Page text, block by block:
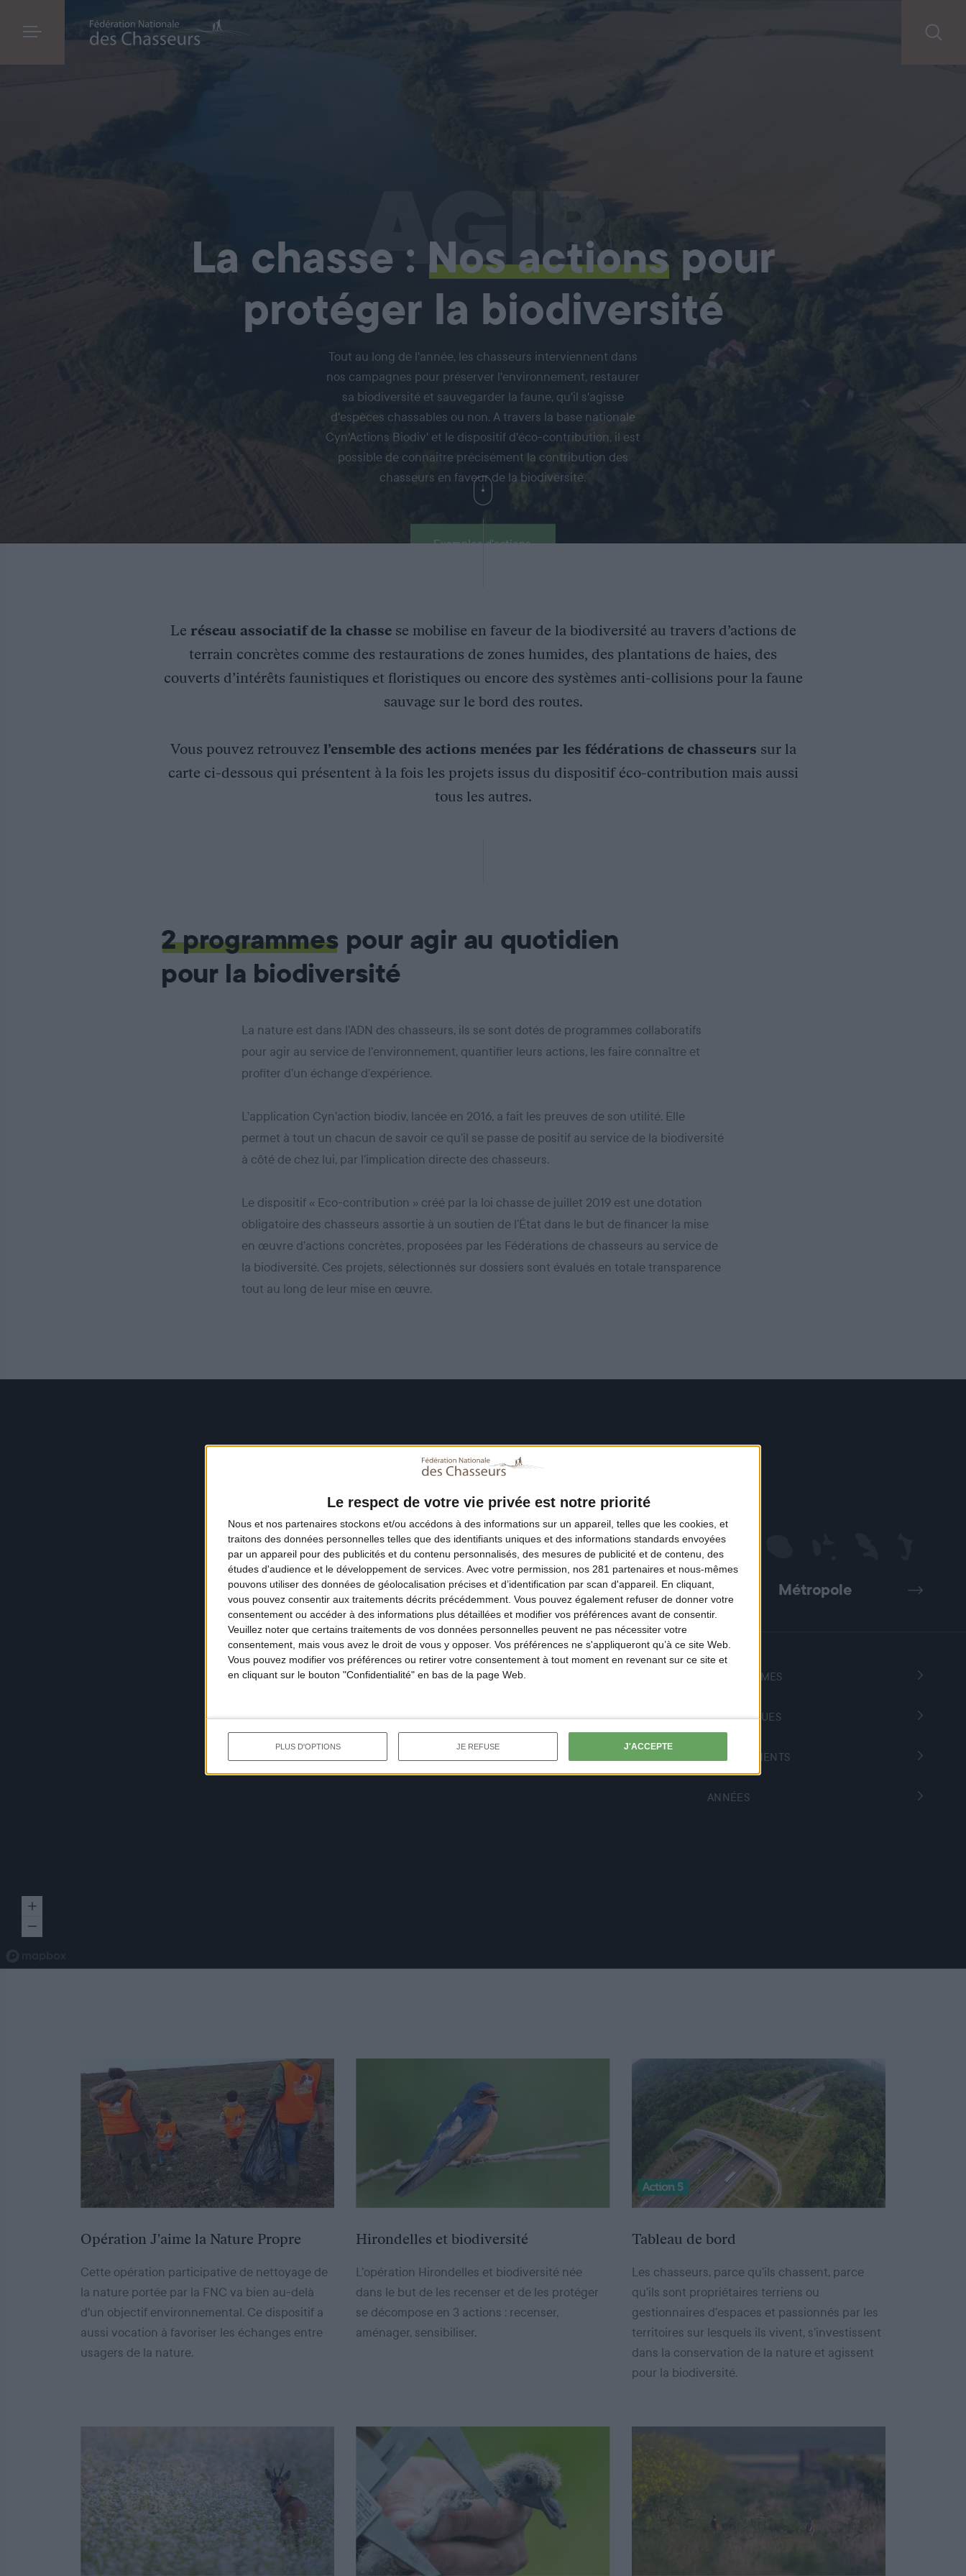
Le respect de votre vie privée est notre priorité
Nous et nos partenaires stockons et/ou accédons à des informations sur un appareil, telles que les cookies, et
traitons des données personnelles telles que des identifiants uniques et des informations standards envoyées
par un appareil pour des publicités et du contenu personnalisés, des mesures de publicité et de contenu, des
études d'audience et le développement de services. Avec votre permission, nos 281 partenaires et nous-mêmes
pouvons utiliser des données de géolocalisation précises et d’identification par scan d'appareil. En cliquant,
vous pouvez consentir aux traitements décrits précédemment. Vous pouvez également refuser de donner votre
consentement ou accéder à des informations plus détaillées et modifier vos préférences avant de consentir.
Veuillez noter que certains traitements de vos données personnelles peuvent ne pas nécessiter votre
consentement, mais vous avez le droit de vous y opposer. Vos préférences ne s'appliqueront qu’à ce site Web.
Vous pouvez modifier vos préférences ou retirer votre consentement à tout moment en revenant sur ce site et
en cliquant sur le bouton "Confidentialité" en bas de la page Web.
PLUS D'OPTIONS JE REFUSE J'ACCEPTE
AGIR
La chasse : Nos actionspour
protéger la biodiversité
Tout au long de l'année, les chasseurs interviennent dans
nos campagnes pour préserver l'environnement, restaurer
sa biodiversité et sauvegarder la faune, qu'il s'agisse
d'espèces chassables ou non. A travers la base nationale
Cyn'Actions Biodiv' et le dispositif d'éco-contribution, il est
possible de connaitre précisément la contribution des
chasseurs en faveur de la biodiversité.
Exemples d'actions
Le réseau associatif de la chassese mobilise en faveur de la biodiversité au travers d’actions de
terrain concrètes comme des restaurations de zones humides, des plantations de haies, des
couverts d’intérêts faunistiques et floristiques ou encore des systèmes anti-collisions pour la faune
sauvage sur le bord des routes.
Vous pouvez retrouvez l’ensemble des actions menées par les fédérations de chasseurs sur la
carte ci-dessous qui présentent à la fois les projets issus du dispositif éco-contribution mais aussi
tous les autres.
2 programmes pour agir au quotidien
pour la biodiversité
La nature est dans l’ADN des chasseurs, ils se sont dotés de programmes collaboratifs
pour agir au service de l’environnement, quantifier leurs actions, les faire connaître et
profiter d’un échange d’expérience.
L’application Cyn’action biodiv, lancée en 2016, a fait les preuves de son utilité. Elle
permet à tout un chacun de savoir ce qu’il se passe de positif au service de la biodiversité
à côté de chez lui, par l’implication directe des chasseurs.
Le dispositif « Eco-contribution » créé par la loi chasse de juillet 2019 est une dotation
obligatoire des chasseurs assortie à un soutien de l’État dans le but de financer la mise
en œuvre d’actions concrètes, proposées par les Fédérations de chasseurs au service de
la biodiversité. Ces projets, sélectionnés sur dossiers sont évalués en totale transparence
tout au long de leur mise en œuvre.
Précédent Métropole Suivant
PROGRAMMES
THÉMATIQUES
DÉPARTEMENTS
ANNÉES
Opération J'aime la Nature Propre
Cette opération participative de nettoyage de
la nature portée par la FNC va bien au-delà
d'un objectif environnemental. Ce dispositif a
aussi vocation à favoriser les échanges entre
usagers de la nature.
Hirondelles et biodiversité
L’opération Hirondelles et biodiversité née
dans le but de les recenser et de les protéger
se décompose en 3 actions : recenser,
aménager, sensibiliser.
Tableau de bord
Les chasseurs, parce qu’ils chassent, parce
qu’ils sont propriétaires terriens ou
gestionnaires d’espaces et passionnés par les
territoires sur lesquels ils vivent, s’investissent
dans la conservation de la nature et agissent
pour la biodiversité.